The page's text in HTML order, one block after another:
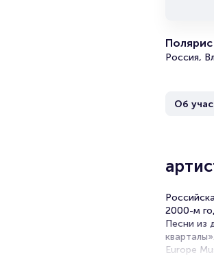
Полярис
Россия,
Об
2000-м
Песни из
Europe